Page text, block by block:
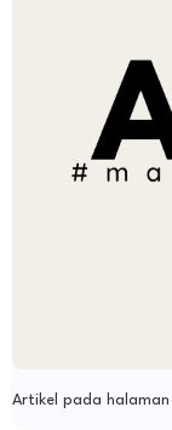
Artikel pada